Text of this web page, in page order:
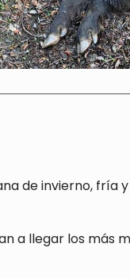
de invierno, fría
a llegar los más